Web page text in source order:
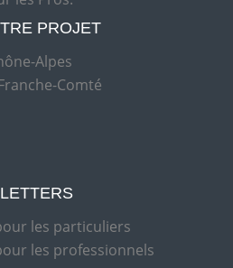
PROJET
Alpes
Comté
les particuliers
les professionnels